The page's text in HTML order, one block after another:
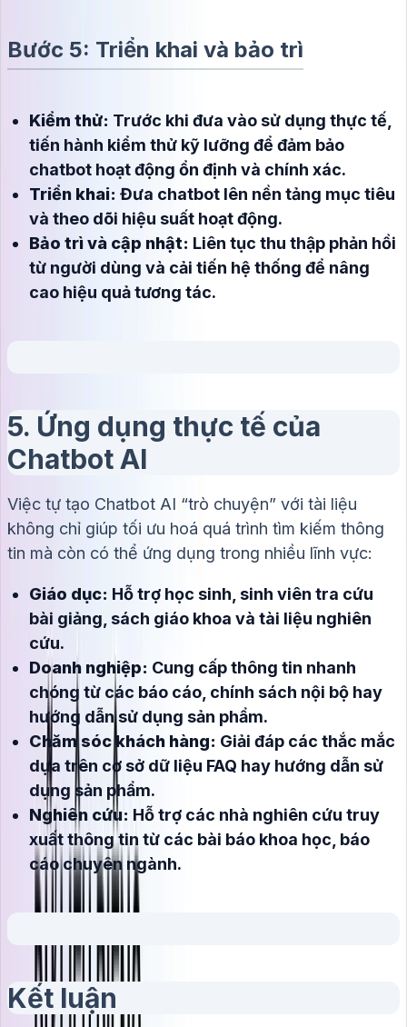
Bước 5: Triển khai và bảo trì
Kiểm thử: Trước khi đưa vào sử dụng thực tế,
tiến hành kiểm thử kỹ lưỡng để đảm bảo
chatbot hoạt động ổn định và chính xác.
Triển khai: Đưa chatbot lên nền tảng mục tiêu
và theo dõi hiệu suất hoạt động.
Bảo trì và cập nhật: Liên tục thu thập phản hồi
từ người dùng và cải tiến hệ thống để nâng
cao hiệu quả tương tác.
5. Ứng dụng thực tế của
Chatbot AI
Việc tự tạo Chatbot AI “trò chuyện” với tài liệu
không chỉ giúp tối ưu hoá quá trình tìm kiếm thông
tin mà còn có thể ứng dụng trong nhiều lĩnh vực:
Giáo dục: Hỗ trợ học sinh, sinh viên tra cứu
bài giảng, sách giáo khoa và tài liệu nghiên
cứu.
Doanh nghiệp: Cung cấp thông tin nhanh
chóng từ các báo cáo, chính sách nội bộ hay
hướng dẫn sử dụng sản phẩm.
Chăm sóc khách hàng: Giải đáp các thắc mắc
dựa trên cơ sở dữ liệu FAQ hay hướng dẫn sử
dụng sản phẩm.
Nghiên cứu: Hỗ trợ các nhà nghiên cứu truy
xuất thông tin từ các bài báo khoa học, báo
cáo chuyên ngành.
Kết luận